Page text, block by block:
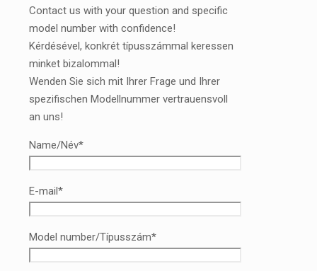
Contact us with your question and specific
model number with confidence!
Kérdésével, konkrét típusszámmal keressen
minket bizalommal!
Wenden Sie sich mit Ihrer Frage und Ihrer
spezifischen Modellnummer vertrauensvoll
an uns!
Name/Név*
E-mail*
Model number/Típusszám*